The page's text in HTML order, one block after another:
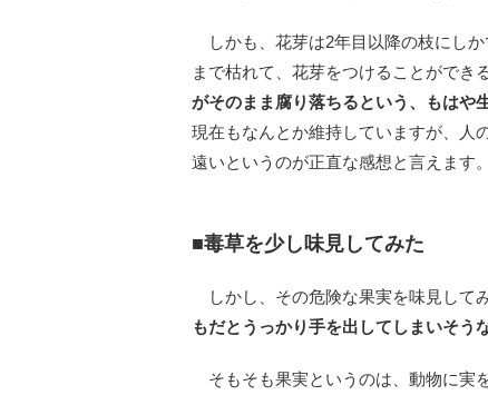
しかも、花芽は2年目以降の枝にし
まで枯れて、花芽をつけることがで
がそのまま腐り落ちるという、もはや
現在もなんとか維持していますが、人
遠いというのが正直な感想と言えます。
■毒草を少し味見してみた
しかし、その危険な果実を味見してみ
もだとうっかり手を出してしまいそう
そもそも果実というのは、動物に実